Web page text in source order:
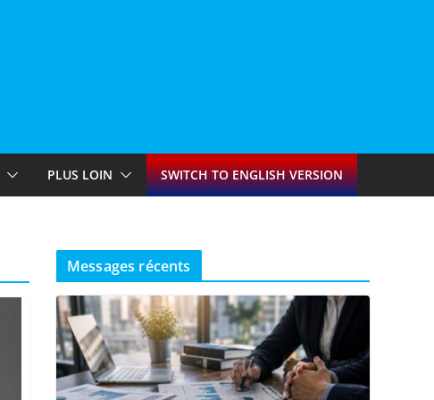
PLUS LOIN SWITCH TO ENGLISH VERSION
Messages récents